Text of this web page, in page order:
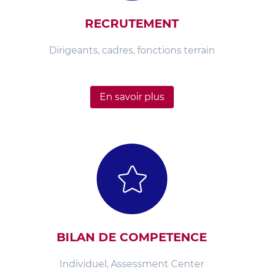
RECRUTEMENT
Dirigeants, cadres, fonctions terrain
En savoir plus
BILAN DE COMPETENCE
Individuel, Assessment Center